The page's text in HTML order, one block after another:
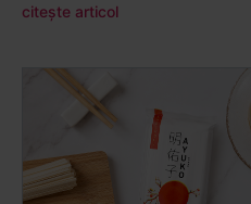
citește articol